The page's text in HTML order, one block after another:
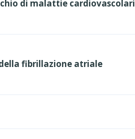
di malattie cardiovascolari
della fibrillazione atriale